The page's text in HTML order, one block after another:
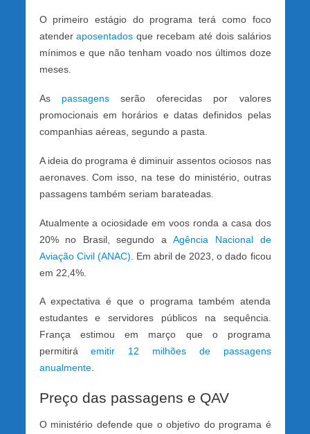
O primeiro estágio do programa terá como foco
atenderaposentados que recebam até dois salários
mínimos e que não tenham voado nos últimos doze
meses.
As passagensserão oferecidas por valores
promocionais em horários e datas definidos pelas
companhias aéreas, segundo a pasta.
A ideia do programa é diminuir assentos ociosos nas
aeronaves. Com isso, na tese do ministério, outras
passagens também seriam barateadas.
Atualmente a ociosidade em voos ronda a casa dos
20% no Brasil, segundo aAgência Nacional de
Aviação Civil (ANAC) . Em abril de 2023, o dado ficou
em 22,4%.
A expectativa é que o programa também atenda
estudantes e servidores públicos na sequência.
França estimou em março que o programa
permitiráemitir 12 milhões de passagens
anualmente.
Preço das passagens e QAV
O ministério defende que o objetivo do programa é